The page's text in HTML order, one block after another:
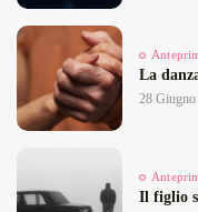
La
28
Il figlio